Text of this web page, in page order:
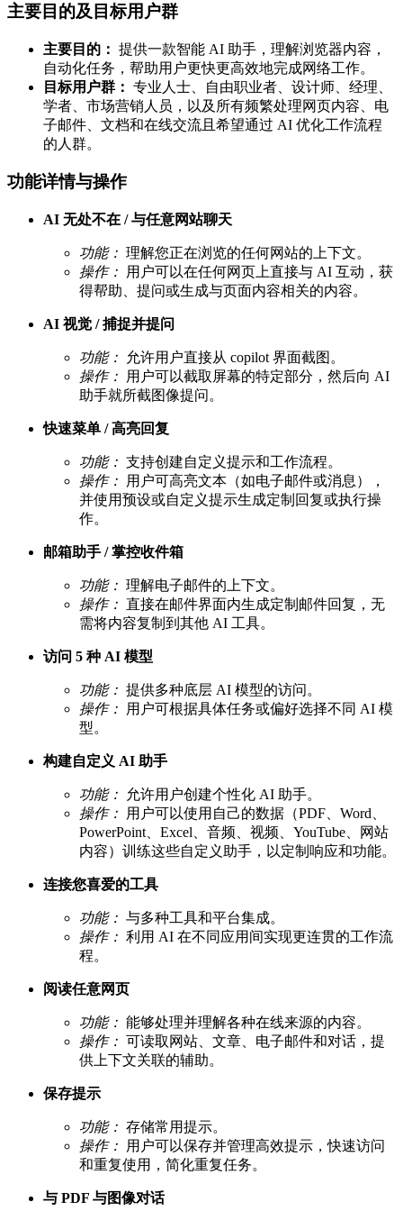
主要目的及目标用户群
主要目的： 提供一款智能 AI 助手，理解浏览器内容，
自动化任务，帮助用户更快更高效地完成网络工作。
目标用户群： 专业人士、自由职业者、设计师、经理、
学者、市场营销人员，以及所有频繁处理网页内容、电
子邮件、文档和在线交流且希望通过 AI 优化工作流程
的人群。
功能详情与操作
AI 无处不在 / 与任意网站聊天
功能： 理解您正在浏览的任何网站的上下文。
操作：
用户可以在任何网页上直接与 AI 互动，获
得帮助、提问或生成与页面内容相关的内容。
AI 视觉 / 捕捉并提问
功能：
允许用户直接从 copilot 界面截图。
操作：
用户可以截取屏幕的特定部分，然后向 AI
助手就所截图像提问。
快速菜单 / 高亮回复
功能： 支持创建自定义提示和工作流程。
操作：
用户可高亮文本（如电子邮件或消息），
并使用预设或自定义提示生成定制回复或执行操
作。
邮箱助手 / 掌控收件箱
功能： 理解电子邮件的上下文。
操作： 直接在邮件界面内生成定制邮件回复，无
需将内容复制到其他 AI 工具。
访问 5 种 AI 模型
功能： 提供多种底层 AI 模型的访问。
操作：
用户可根据具体任务或偏好选择不同 AI 模
型。
构建自定义 AI 助手
功能：
允许用户创建个性化 AI 助手。
操作：
用户可以使用自己的数据（PDF、Word、
PowerPoint、Excel、音频、视频、YouTube、网站
内容）训练这些自定义助手，以定制响应和功能。
连接您喜爱的工具
功能： 与多种工具和平台集成。
操作： 利用 AI 在不同应用间实现更连贯的工作流
程。
阅读任意网页
功能： 能够处理并理解各种在线来源的内容。
操作： 可读取网站、文章、电子邮件和对话，提
供上下文关联的辅助。
保存提示
功能： 存储常用提示。
操作：
用户可以保存并管理高效提示，快速访问
和重复使用，简化重复任务。
与 PDF 与图像对话